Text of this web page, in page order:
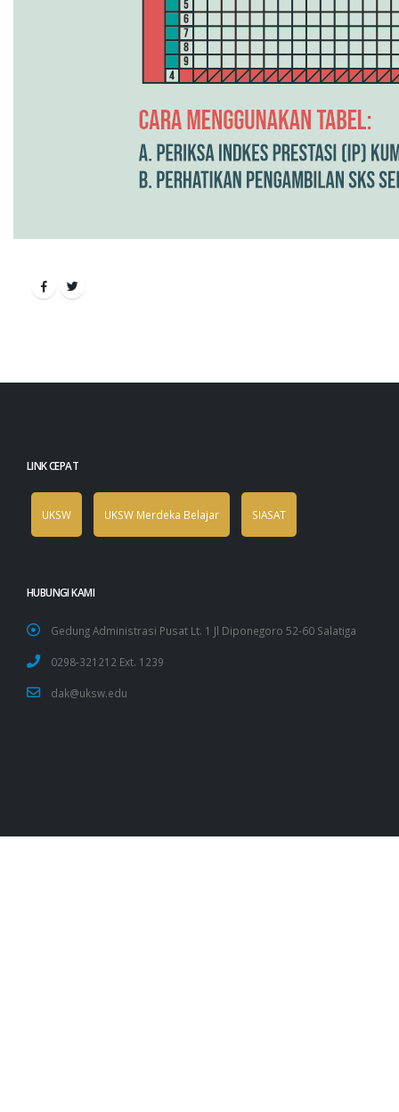
LINK CEPAT
UKSW UKSW Merdeka Belajar SIASAT
HUBUNGI KAMI
Gedung Administrasi Pusat Lt. 1 Jl Diponegoro 52-60 Salatiga
0298-321212 Ext. 1239
dak@uksw.edu